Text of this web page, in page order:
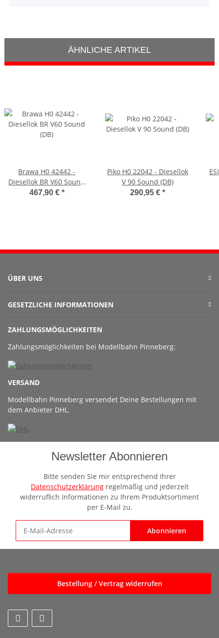
ÄHNLICHE ARTIKEL
Brawa H0 42442 -
Diesellok BR V60 Sound
(DB)
467,90 € *
Piko H0 22042 - Diesellok
V 90 Sound (DB)
290,95 €*
ÜBER UNS
GESETZLICHE INFORMATIONEN
ZAHLUNGSMÖGLICHKEITEN
Zahlungsmöglichkeiten bei Modellbahn Pinneberg:
VERSAND
Modellbahn Pinneberg versendet Deine Bestellungen mit
dem Anbieter DHL.
Newsletter Abonnieren
Bitte senden Sie mir entsprechend Ihrer
Datenschutzerklärungregelmäßig und jederzeit
widerruflich Informationen zu Ihrem Produktsortiment
per E-Mail zu.
Abonnieren
Bestellung / Vertrag widerrufen